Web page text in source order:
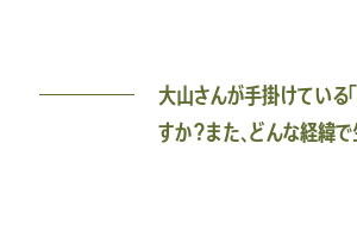
大山さんが手掛けている
すか？また、どんな経緯